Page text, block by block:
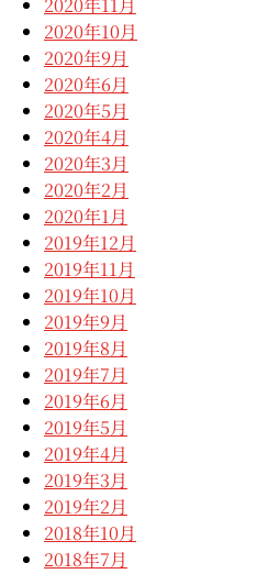
2020年11月
2020年10月
2020年9月
2020年6月
2020年5月
2020年4月
2020年3月
2020年2月
2020年1月
2019年12月
2019年11月
2019年10月
2019年9月
2019年8月
2019年7月
2019年6月
2019年5月
2019年4月
2019年3月
2019年2月
2018年10月
2018年7月